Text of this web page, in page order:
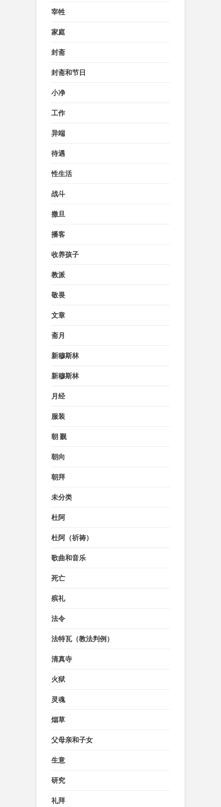
宰牲
家庭
封斋
封斋和节日
小净
工作
异端
待遇
性生活
战斗
撒旦
播客
收养孩子
教派
敬畏
文章
斋月
新穆斯林
新穆斯林
月经
服装
朝 觐
朝向
朝拜
未分类
杜阿
杜阿（祈祷）
歌曲和音乐
死亡
殡礼
法令
法特瓦（教法判例）
清真寺
火狱
灵魂
烟草
父母亲和子女
生意
研究
礼拜